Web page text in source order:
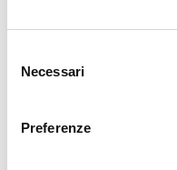
delNecessari
Preferenze